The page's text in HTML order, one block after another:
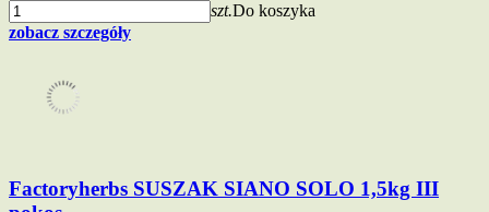
szt.Do koszyka
zobacz szczegóły
Factoryherbs SUSZAK SIANO SOLO 1,5kg III